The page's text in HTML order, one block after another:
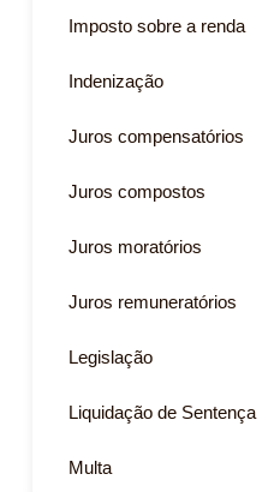
Imposto sobre a renda
Indenização
Juros compensatórios
Juros compostos
Juros moratórios
Juros remuneratórios
Legislação
Liquidação de Sentença
Multa